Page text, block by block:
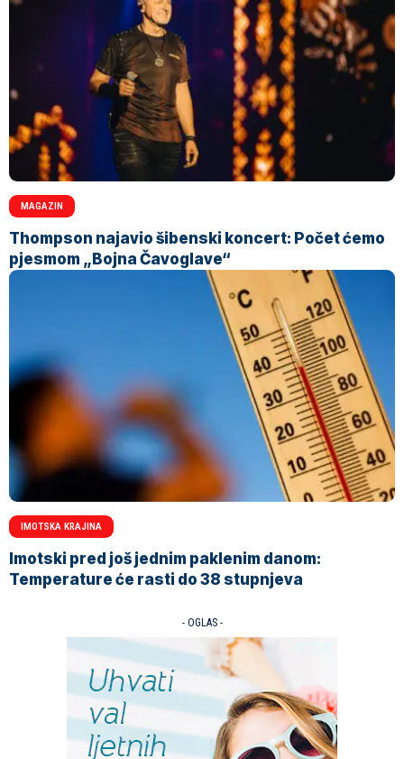
MAGAZIN
Thompson najavio šibenski koncert: Počet ćemo
pjesmom „Bojna Čavoglave“
IMOTSKA KRAJINA
Imotski pred još jednim paklenim danom:
Temperature će rasti do 38 stupnjeva
- OGLAS -